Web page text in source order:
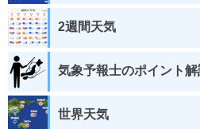
2週間天気
気象予報士のポイント解
世界天気